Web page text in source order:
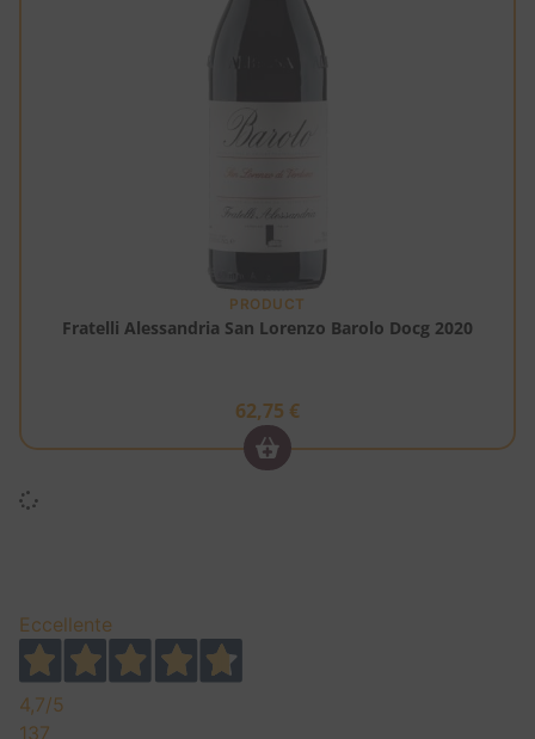
PRODUCT
Fratelli Alessandria San Lorenzo Barolo Docg 2020
62,75 €
Eccellente
4,7/5
137